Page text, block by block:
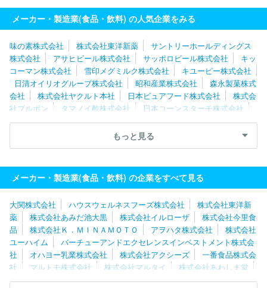
メーカー・製造業(食品・飲料) の人気企業をみる
味の素株式会社 株式会社東洋新薬
サントリーホールディングス
株式会社
アサヒビール株式会社 サッポロビール株式会社
キッ
コーマン株式会社
雪印メグミルク株式会社
キユーピー株式会社
日清オイリオグループ株式会社
昭和産業株式会社
森永製菓株式
会社
株式会社ヤクルト本社 日本ピュアフード株式会社
株式会
社ブルボン
タマノイ酢株式会社
日本コーンスターチ株式会社
伊藤ハム株式会社
米久株式会社
ケンコーマヨネーズ株式会社
山崎製パン株式会社
キ
リンホールディングス株式会社
清食品株式会社
株式会社ニップン ミヨシ油脂株式会社
もっと見る
メーカー・製造業(食品・飲料) の企業をすべて見る
大関株式会社 ハウスウェルネスフーズ株式会社
株式会社東洋新
薬
株式会社あみだ池大黒 株式会社イルローザ
株式会社今里食
品
株式会社Ｋ．ＭＩＮＡＭＯＴＯ アヲハタ株式会社
株式会社
ユーハイム
バーチューアンドエクセレンスインベストメント株式会
社
オハヨー乳業株式会社 株式会社アクシーズ
一番食品株式会
社
マルトモ株式会社 株式会社マルタイ
株式会社あわしま堂
伊藤ハム株式会社
ヤマサン食品工業株式会社
井村屋株式会社